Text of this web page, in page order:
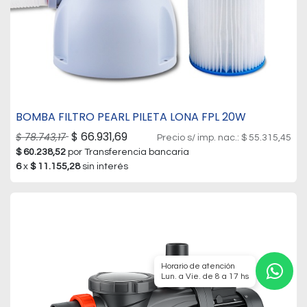
​​BOMBA FILTRO PEARL PILETA LONA FPL 20W
$78.743,17 $ 66.931,69 Precio s/ imp. nac.: $ 55.315,45
$ 60.238,52 por Transferencia bancaria
6x $ 11.155,28 sin interés
Horario de atención
Lun. a Vie. de 8 a 17 hs